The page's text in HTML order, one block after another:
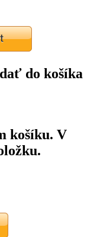
do košíka
košíku. V